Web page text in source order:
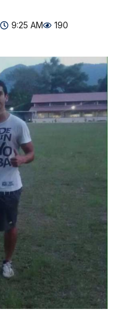
9:25 AM 190